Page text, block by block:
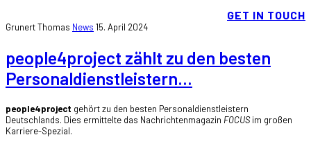
GET IN TOUCH
Grunert Thomas News 15. April 2024
people4project zählt zu den besten
Personaldienstleistern...
people4project gehört zu den besten Personaldienstleistern
Deutschlands. Dies ermittelte das Nachrichtenmagazin FOCUSim großen
Karriere-Spezial.